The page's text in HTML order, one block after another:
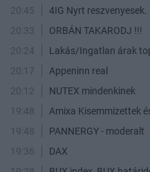
20:45
4IG Nyrt reszvenyesek.
20:33
ORBÁN TAKARODJ !!!
20:24
Lakás/Ingatlan árak
20:17
Appeninn real
20:12
NUTEX mindenkinek
19:48
Amixa Kisemmizettek
19:48
PANNERGY - moderalt
19:36
DAX